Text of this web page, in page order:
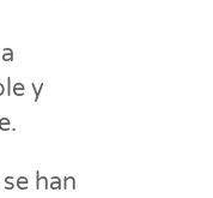
y
han